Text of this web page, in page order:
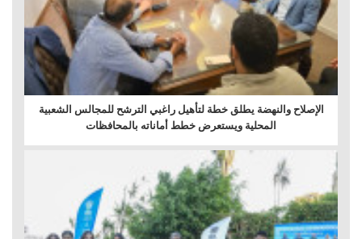
الإصلاح والنهضة يطلق خطة لتأهيل راغبي الترشح للمجالس الشعبية
المحلية ويستعرض خطط أماناته بالمحافظات